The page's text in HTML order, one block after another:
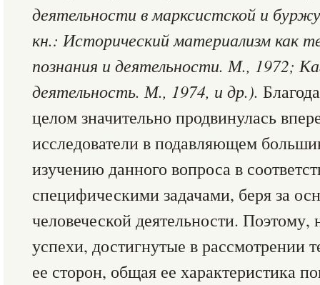
деятельности в марксистской и
кн.: Исторический материализм как
познания и деятельности. М., 1972;
деятельность. М., 1974, и др.).
целом значительно продвинулась
исследователи в подавляющем
изучению данного вопроса в
специфическими задачами, беря за
человеческой деятельности. Поэтому,
успехи, достигнутые в рассмотрении
ее сторон, общая ее характеристика